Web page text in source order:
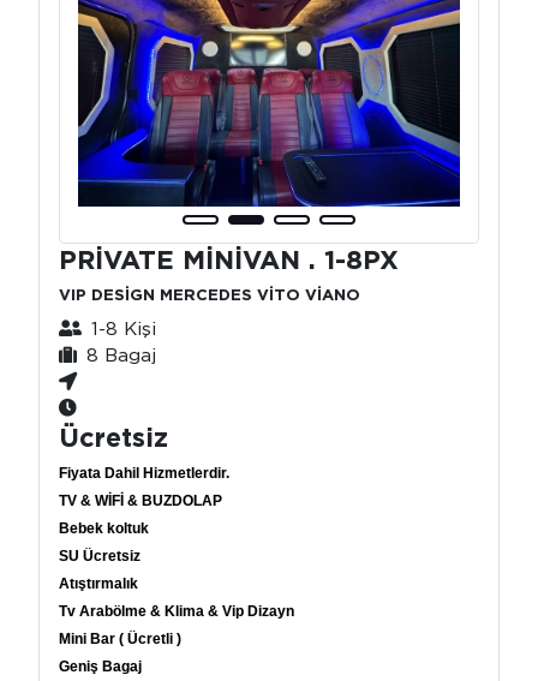
PRİVATE MİNİVAN . 1-8PX
VIP DESİGN MERCEDES VİTO VİANO
1-8 Kişi
8 Bagaj
Ücretsiz
Fiyata Dahil Hizmetlerdir.
TV & WİFİ & BUZDOLAP
Bebek koltuk
SU Ücretsiz
Atıştırmalık
Tv Arabölme & Klima & Vip Dizayn
Mini Bar ( Ücretli )
Geniş Bagaj